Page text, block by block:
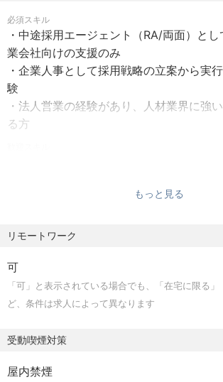
必須スキル
・中途採用エージェント（RA/両面）と
業会社向けの支援のみ
・企業人事として採用戦略の立案から実
験
・法人営業の経験があり、人材業界に強
る方
・複業・パラレルキャリアに対する理解が
・量より質を重視し、本質的なマッチング
方
・場所や時間に縛られない柔軟な働き方
もっと見る
リモートワーク
可
「可」と表示されている場合でも、「在宅に限る
ど、条件は求人によって異なります
受動喫煙対策
屋内禁煙